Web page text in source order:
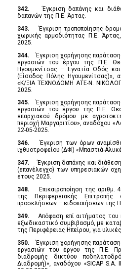
342.Έγκριση δαπάνης και
δαπανών της Π.Ε. Άρτας.
343.Έγκριση τροποποίησης
χωρικής αρμοδιότητας Π.Ε.
2025.
344.Έγκριση χορήγησης
εργασιών του έργου της Π.Ε.
Ηγουμενίτσας – Εγνατία Οδός
(Είσοδος Πόλης Ηγουμενίτσας)»,
«Κ/ΞΙΑ ΤΕΧΝΟΔΟΜΗ ΑΤΕ-Ν.
2025.
345.Έγκριση χορήγησης
εργασιών του έργου της Π.Ε.
επαρχιακού δρόμου με
περιοχή Μαργαριτίου», αναδόχου
22-05-2025.
346.Έγκριση των όρων
ιχθυοτροφείου (ΔΦΙ) «Μπαστιά-
347.Έγκριση δαπάνης και
(επανέλεγχο) των υπηρεσιακών
έτους 2025.
348.
Επικαιροποίηση της
της Περιφερειακής
προσκλήσεων – ειδοποιήσεων της
349.Απόφαση επί αιτήματος
εξωδικαστικό συμβιβασμό, με
της Περιφέρειας Ηπείρου, για
350.Έγκριση χορήγησης
εργασιών του έργου της Π.Ε.
διαδρομής δικτύου
Διαδρομή)», αναδόχου «SICAP S.A.